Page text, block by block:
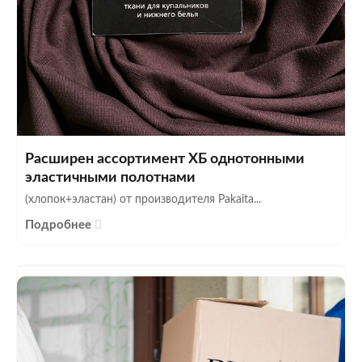
Расширен ассортимент ХБ однотонными
эластичными полотнами
(хлопок+эластан) от производителя Pakaita...
Подробнее